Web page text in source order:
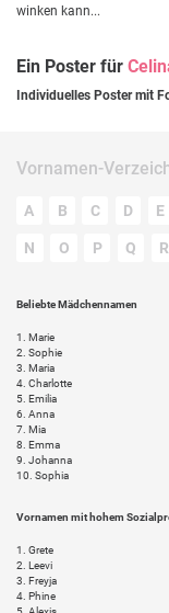
winken kann...
Ein Poster für
Individuelles Poster mit
Vornamen-
A B C D E
N O P Q R
Beliebte Mädchennamen
1. Marie
2. Sophie
3. Maria
4. Charlotte
5. Emilia
6. Anna
7. Mia
8. Emma
9. Johanna
10. Sophia
Vornamen mit hohem
1. Grete
2. Leevi
3. Freyja
4. Phine